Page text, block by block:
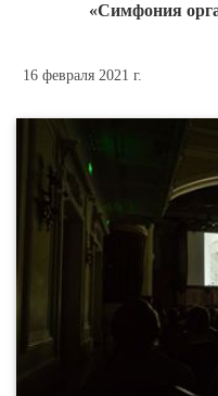
«Симфония
16 февраля 2021 г.